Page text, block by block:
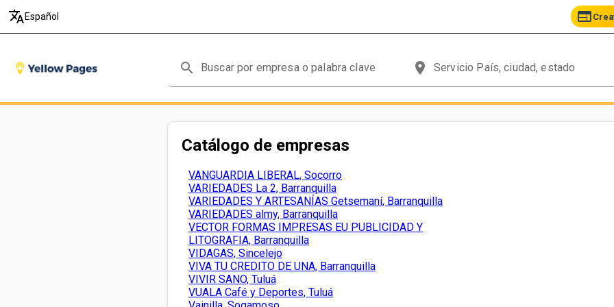
translate Español web
search place
Catálogo de empresas
VANGUARDIA LIBERAL, Socorro
VARIEDADES La 2, Barranquilla
VARIEDADES Y ARTESANÍAS Getsemaní, Barranquilla
VARIEDADES almy, Barranquilla
VECTOR FORMAS IMPRESAS EU PUBLICIDAD Y
LITOGRAFIA, Barranquilla
VIDAGAS, Sincelejo
VIVA TU CREDITO DE UNA, Barranquilla
VIVIR SANO, Tuluá
VUALA Café y Deportes, Tuluá